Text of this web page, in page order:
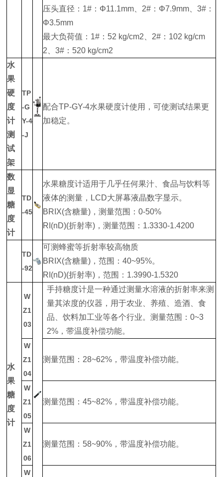
压头直径：1#：Φ11.1mm、2#：Φ7.9mm、3#：
Φ3.5mm
最大负荷值：1#：52 kg/cm2、2#：102 kg/cm
2、3#：520 kg/cm2
水
果
硬
度
计
测
试
架
TP
-G
Y-4
-J
配合TP-GY-4水果硬度计使用，可使测试结果更
加稳定。
数
显
糖
度
计
TD
-45
水果糖度计适用于几乎任何果汁、食品与饮料等
液体的测量，LCD大屏幕液晶数字显示。
BRIX(含糖量)，测量范围：0-50%
RI(nD)(折射率)，测量范围：1.3330-1.4200
TD
-92
可测蜂蜜等折射率较高物质
BRIX(含糖量)，范围：40~95%。
RI(nD)(折射率)，范围：1.3990-1.5320
水
果
糖
度
计
W
Z1
03
手持糖度计是一种通过测量水溶液的折射率来测
量其浓度的仪器，用于农业、养殖、造酒、食
品、饮料加工业等各个行业。测量范围：0~3
2%，带温度补偿功能。
W
Z1
04
测量范围：28~62%，带温度补偿功能。
W
Z1
05
测量范围：45~82%，带温度补偿功能。
W
Z1
06
测量范围：58~90%，带温度补偿功能。
W